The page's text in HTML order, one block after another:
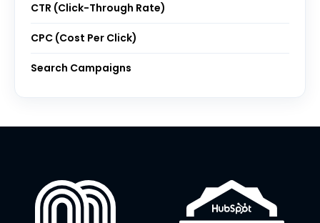
CTR (Click-Through Rate)
CPC (Cost Per Click)
Search Campaigns